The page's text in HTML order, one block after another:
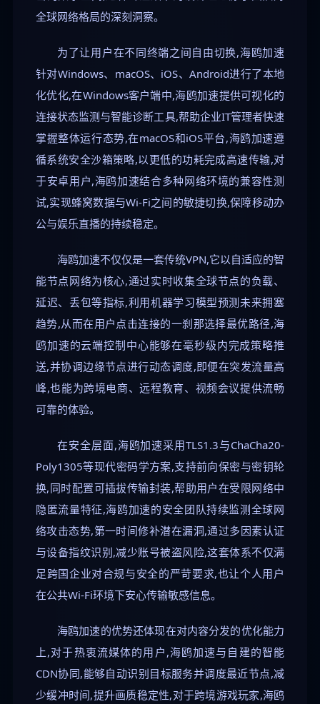
全球网络格局的深刻洞察。
为了让用户在不同终端之间自由切换,海鸥加速
针对Windows、macOS、iOS、Android进行了本地
化优化,在Windows客户端中,海鸥加速提供可视化的
连接状态监测与智能诊断工具,帮助企业IT管理者快速
掌握整体运行态势,在macOS和iOS平台,海鸥加速遵
循系统安全沙箱策略,以更低的功耗完成高速传输,对
于安卓用户,海鸥加速结合多种网络环境的兼容性测
试,实现蜂窝数据与Wi-Fi之间的敏捷切换,保障移动办
公与娱乐直播的持续稳定。
海鸥加速不仅仅是一套传统VPN,它以自适应的智
能节点网络为核心,通过实时收集全球节点的负载、
延迟、丢包等指标,利用机器学习模型预测未来拥塞
趋势,从而在用户点击连接的一刹那选择最优路径,海
鸥加速的云端控制中心能够在毫秒级内完成策略推
送,并协调边缘节点进行动态调度,即便在突发流量高
峰,也能为跨境电商、远程教育、视频会议提供流畅
可靠的体验。
在安全层面,海鸥加速采用TLS1.3与ChaCha20-
Poly1305等现代密码学方案,支持前向保密与密钥轮
换,同时配置可插拔传输封装,帮助用户在受限网络中
隐匿流量特征,海鸥加速的安全团队持续监测全球网
络攻击态势,第一时间修补潜在漏洞,通过多因素认证
与设备指纹识别,减少账号被盗风险,这套体系不仅满
足跨国企业对合规与安全的严苛要求,也让个人用户
在公共Wi-Fi环境下安心传输敏感信息。
海鸥加速的优势还体现在对内容分发的优化能力
上,对于热衷流媒体的用户,海鸥加速与自建的智能
CDN协同,能够自动识别目标服务并调度最近节点,减
少缓冲时间,提升画质稳定性,对于跨境游戏玩家,海鸥